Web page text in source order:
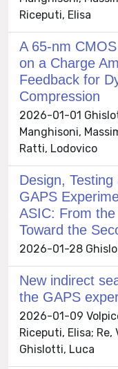
Riceputi, Elisa
A 65-nm
on a Charge
Feedback for
Compression
2026-01-01
Manghisoni,
Ratti, Lodovico
Design,
GAPS
ASIC: From
Toward the
2026-01-28
New indirect
the GAPS
2026-01-09
Riceputi, Elisa; Re,
Ghislotti, Luca